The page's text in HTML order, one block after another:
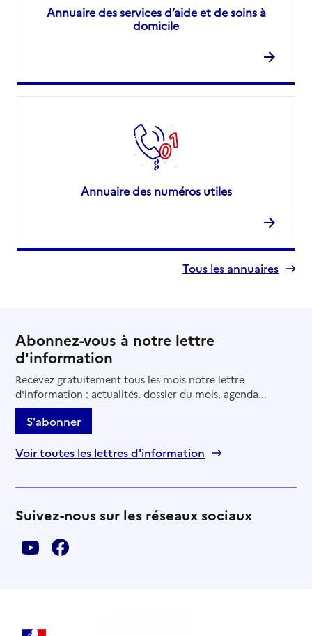
Annuaire des services d’aide et de soins à
domicile
Annuaire des numéros utiles
Tous les annuaires
Abonnez-vous à notre lettre
d'information
Recevez gratuitement tous les mois notre lettre
d'information : actualités, dossier du mois, agenda...
S'abonner
Voir toutes les lettres d'information
Suivez-nous sur les réseaux sociaux